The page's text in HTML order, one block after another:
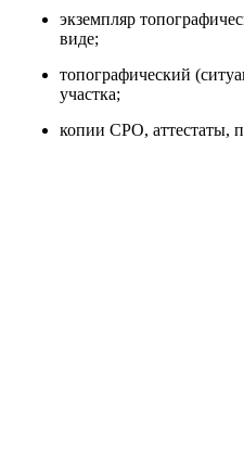
экземпляр
виде;
топографический
участка;
копии СРО, аттестаты,